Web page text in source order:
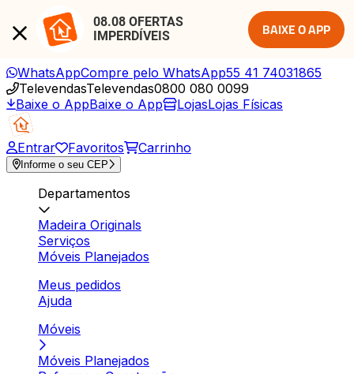
08.08 OFERTAS
IMPERDÍVEIS
BAIXE O APP
WhatsAppCompre pelo WhatsApp55 41 74031865
TelevendasTelevendas0800 080 0099
Baixe o AppBaixe o App LojasLojas Físicas
Entrar Favoritos Carrinho
Informe o seu CEP
Departamentos
Madeira Originals
Serviços
Móveis Planejados
Meus pedidos
Ajuda
Móveis
Móveis Planejados